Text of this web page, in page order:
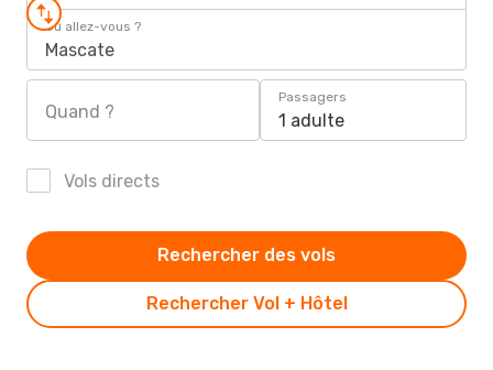
Où allez-vous ?
Mascate
Quand ?
Passagers
1 adulte
Vols directs
Rechercher Vol + Hôtel
Rechercher des vols